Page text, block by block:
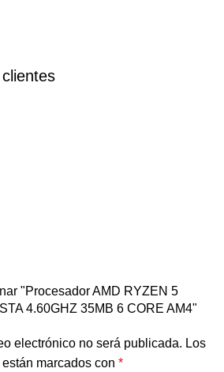
"Procesador AMD RYZEN 5
4.60GHZ 35MB 6 CORE AM4"
electrónico no será publicada. Los
marcados con *